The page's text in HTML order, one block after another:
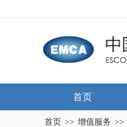
首页
首页 >> 增值服务 >>